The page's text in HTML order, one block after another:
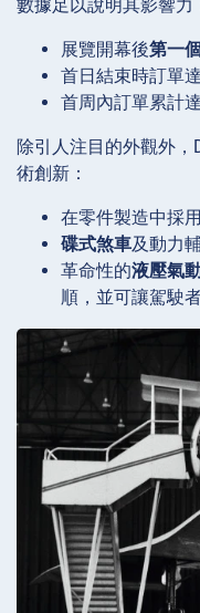
數據足以說明其影響力
展覽開幕後第一
首日結束時訂單達
首周內訂單累計達
除引人注目的外觀外
術創新：
在零件製造中採用
碟式煞車及動力
革命性的液壓氣
順，並可讓駕駛